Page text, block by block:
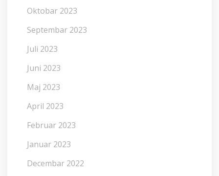
Oktobar 2023
Septembar 2023
Juli 2023
Juni 2023
Maj 2023
April 2023
Februar 2023
Januar 2023
Decembar 2022